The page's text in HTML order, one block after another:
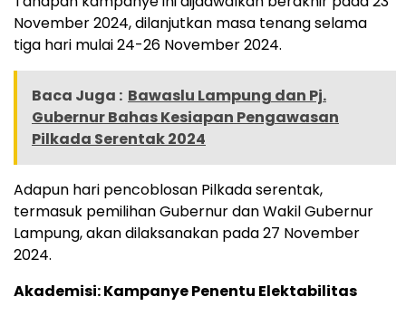
November 2024, dilanjutkan masa tenang selama
tiga hari mulai 24-26 November 2024.
Baca Juga : Bawaslu Lampung dan Pj.
Gubernur Bahas Kesiapan Pengawasan
Pilkada Serentak 2024
Adapun hari pencoblosan Pilkada serentak,
termasuk pemilihan Gubernur dan Wakil Gubernur
Lampung, akan dilaksanakan pada 27 November
2024.
Akademisi: Kampanye Penentu Elektabilitas